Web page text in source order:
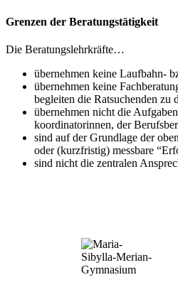
Grenzen der Beratungstätigkeit
Die Beratungslehrkräfte…
übernehmen keine Laufbahn-
übernehmen keine
begleiten die Ratsuchenden zu
übernehmen nicht die
koordinatorinnen, der
sind auf der Grundlage der
oder (kurzfristig) messbare
sind nicht die zentralen